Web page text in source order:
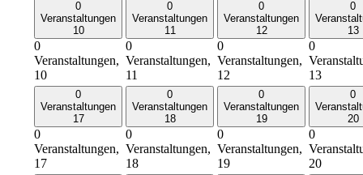
0
Veranstaltungen
10
0
Veranstaltungen,
10
0
Veranstaltungen
11
0
Veranstaltungen,
11
0
Veranstaltungen
12
0
Veranstaltungen,
12
0
13
0
13
0
Veranstaltungen
17
0
Veranstaltungen,
17
0
Veranstaltungen
18
0
Veranstaltungen,
18
0
Veranstaltungen
19
0
Veranstaltungen,
19
0
20
0
20